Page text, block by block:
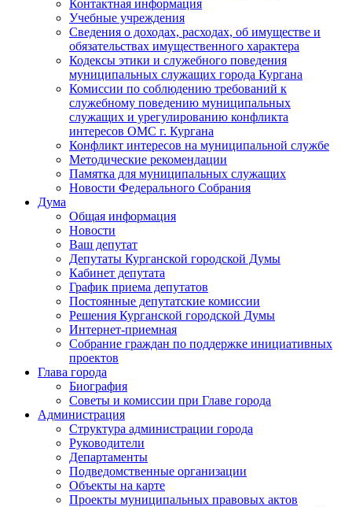
Контактная информация
Учебные учреждения
Сведения о доходах, расходах, об имуществе и
обязательствах имущественного характера
Кодексы этики и служебного поведения
муниципальных служащих города Кургана
Комиссии по соблюдению требований к
служебному поведению муниципальных
служащих и урегулированию конфликта
интересов ОМС г. Кургана
Конфликт интересов на муниципальной службе
Методические рекомендации
Памятка для муниципальных служащих
Новости Федерального Cобрания
Дума
Общая информация
Новости
Ваш депутат
Депутаты Курганской городской Думы
Кабинет депутата
График приема депутатов
Постоянные депутатские комиссии
Решения Курганской городской Думы
Интернет-приемная
Собрание граждан по поддержке инициативных
проектов
Глава города
Биография
Советы и комиссии при Главе города
Администрация
Структура администрации города
Руководители
Департаменты
Подведомственные организации
Объекты на карте
Проекты муниципальных правовых актов